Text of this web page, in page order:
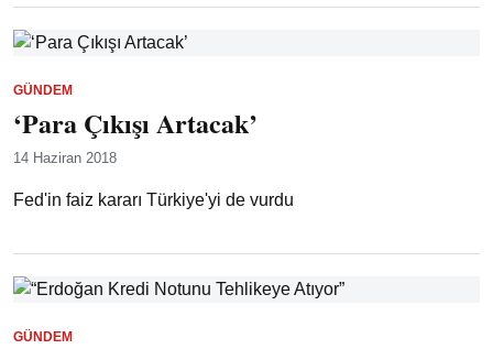
GÜNDEM
‘Para Çıkışı Artacak’
14 Haziran 2018
Fed'in faiz kararı Türkiye'yi de vurdu
GÜNDEM